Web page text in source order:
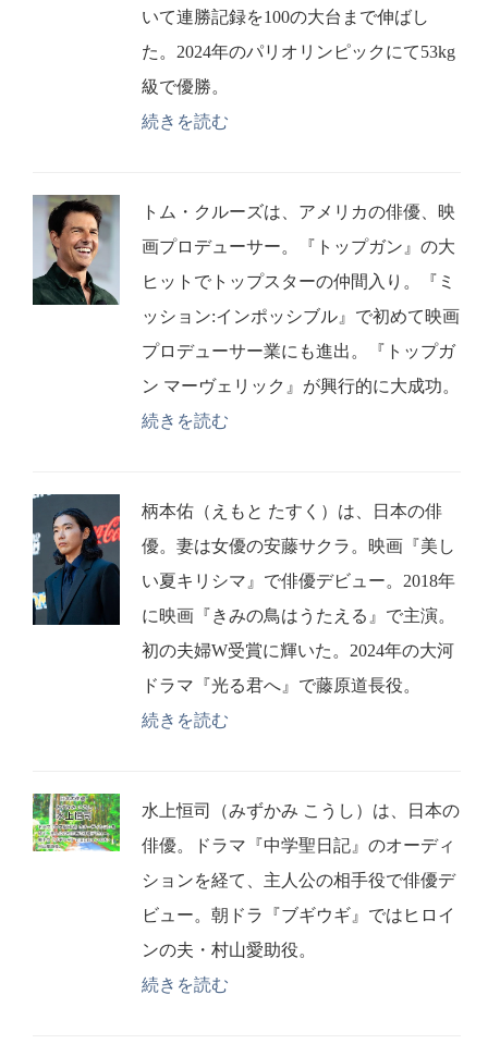
いて連勝記録を100の大台まで伸ばし
た。2024年のパリオリンピックにて53kg
級で優勝。
続きを読む
トム・クルーズは、アメリカの俳優、映
画プロデューサー。『トップガン』の大
ヒットでトップスターの仲間入り。『ミ
ッション:インポッシブル』で初めて映画
プロデューサー業にも進出。『トップガ
ン マーヴェリック』が興行的に大成功。
続きを読む
柄本佑（えもと たすく）は、日本の俳
優。妻は女優の安藤サクラ。映画『美し
い夏キリシマ』で俳優デビュー。2018年
に映画『きみの鳥はうたえる』で主演。
初の夫婦W受賞に輝いた。2024年の大河
ドラマ『光る君へ』で藤原道長役。
続きを読む
水上恒司（みずかみ こうし）は、日本の
俳優。ドラマ『中学聖日記』のオーディ
ションを経て、主人公の相手役で俳優デ
ビュー。朝ドラ『ブギウギ』ではヒロイ
ンの夫・村山愛助役。
続きを読む